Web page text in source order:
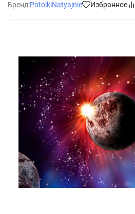
Бренд:PotolkiNatyajnie Избранное